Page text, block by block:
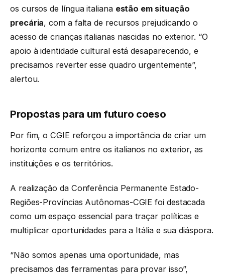
os cursos de língua italiana estão em situação
precária, com a falta de recursos prejudicando o
acesso de crianças italianas nascidas no exterior. “O
apoio à identidade cultural está desaparecendo, e
precisamos reverter esse quadro urgentemente”,
alertou.
Propostas para um futuro coeso
Por fim, o CGIE reforçou a importância de criar um
horizonte comum entre os italianos no exterior, as
instituições e os territórios.
A realização da Conferência Permanente Estado-
Regiões-Províncias Autônomas-CGIE foi destacada
como um espaço essencial para traçar políticas e
multiplicar oportunidades para a Itália e sua diáspora.
“Não somos apenas uma oportunidade, mas
precisamos das ferramentas para provar isso”,